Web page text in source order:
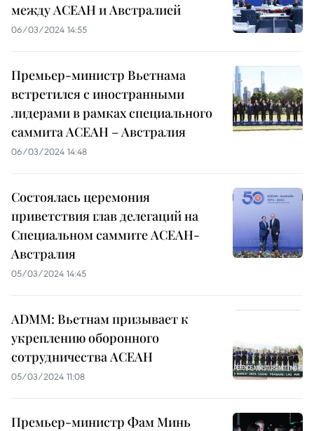
между АСЕАН и Австралией
06/03/2024 14:55
Премьер-министр Вьетнама
встретился с иностранными
лидерами в рамках специального
саммита АСЕАН – Австралия
06/03/2024 14:48
Состоялась церемония
приветствия глав делегаций на
Специальном саммите АСЕАН-
Австралия
05/03/2024 14:45
ADMM: Вьетнам призывает к
укреплению оборонного
сотрудничества АСЕАН
05/03/2024 11:08
Премьер-министр Фам Минь